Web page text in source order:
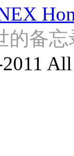
备忘
All